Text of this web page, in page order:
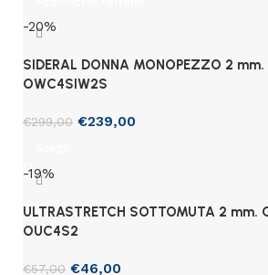
-20%
SIDERAL DONNA MONOPEZZO 2
OWC4SIW2S
€299,00 €239,00
-19%
ULTRASTRETCH SOTTOMUTA 2 mm.
OUC4S2
€57,00 €46,00